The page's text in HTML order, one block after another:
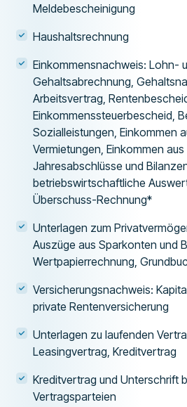
Meldebescheinigung
Haushaltsrechnung
Einkommensnachweis: Lohn-
Gehaltsabrechnung,
Arbeitsvertrag,
Einkommenssteuerbescheid,
Sozialleistungen, Einkommen
Vermietungen, Einkommen aus
Jahresabschlüsse und
betriebswirtschaftliche
Überschuss-Rechnung*
Unterlagen zum
Auszüge aus Sparkonten und
Wertpapierrechnung,
Versicherungsnachweis:
private Rentenversicherung
Unterlagen zu laufenden
Leasingvertrag, Kreditvertrag
Kreditvertrag und Unterschrift
Vertragsparteien